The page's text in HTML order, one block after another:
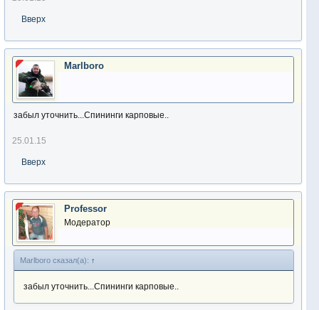
Вверх
Marlboro
забыл уточнить...Спининги карповые..
25.01.15
Вверх
Professor
Модератор
Marlboro сказал(а): ↑
забыл уточнить...Спининги карповые..